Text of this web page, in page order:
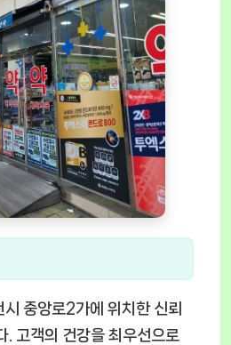
중앙로2가에 위치한 신뢰
. 고객의 건강을 최우선으로